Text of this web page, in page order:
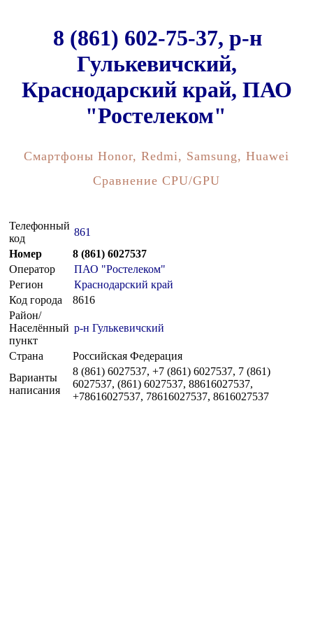
8 (861) 602-75-37, р-н
Гулькевичский,
Краснодарский край, ПАО
"Ростелеком"
Смартфоны Honor, Redmi, Samsung, Huawei
Сравнение CPU/GPU
Телефонный
код
861
Номер
8 (861) 6027537
Оператор
ПАО "Ростелеком"
Регион
Краснодарский край
Код города
8616
Район/
Населённый
пункт
р-н Гулькевичский
Страна
Российская Федерация
Варианты
написания
8 (861) 6027537, +7 (861) 6027537, 7 (861)
6027537, (861) 6027537, 88616027537,
+78616027537, 78616027537, 8616027537